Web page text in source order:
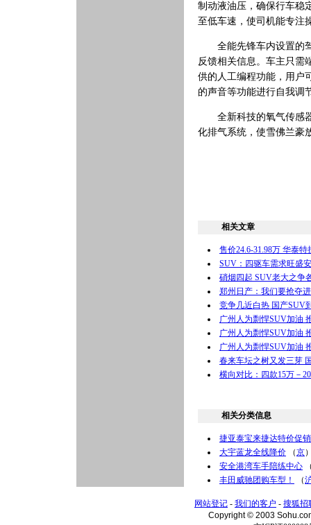
制动液油压，确保行车稳
至低车速，使司机能专注
全能先锋车内设置的驾
反馈相关信息。车主只需
供的人工编程功能，用户
的声音等功能进行自我调
全新科技的氧气传感器
化排气系统，使雪佛兰豪
相关文章
售价24.6-31.98万 华泰
SUV：四驱车需求旺盛
硝烟四起 SUV老大之争
郑州日产：我们要抢夺
竞争几近白热 国产SUV
广州人为剽悍SUV加油
广州人为剽悍SUV加油
广州人为剽悍SUV加油
春来车坛之树又发三芽
横向对比：四款15万－
相关分类信息
捷亚泰宝来捷达特价促销
大宇蓝龙全线降价 （京
安全港湾车手陪练中心
丰田威驰团购车型！
（
网站登记 - 我们的客户 - 搜狐招
Copyright © 2003